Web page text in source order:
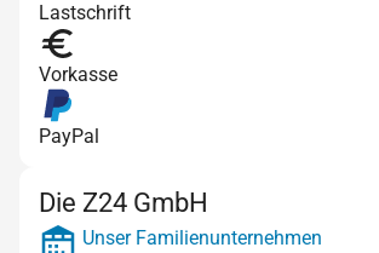
Lastschrift
Vorkasse
PayPal
Die Z24 GmbH
Unser Familienunternehmen